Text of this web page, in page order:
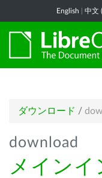
English 中文
ダウンロード /
download
メインイ